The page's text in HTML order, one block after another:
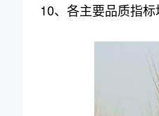
10、各主要品质指标